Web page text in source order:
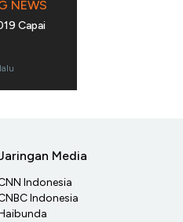
NEWS
Capai
Media
Indonesia
Indonesia